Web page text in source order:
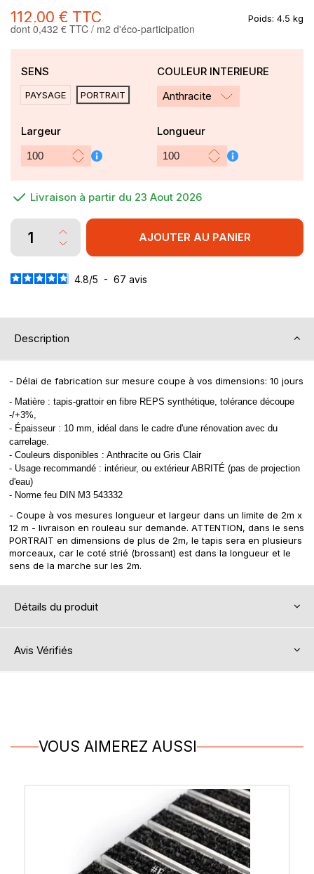
112,00 € TTC Poids: 4.5 kg
dont 0,432 € TTC / m2 d'éco-participation
SENS
PAYSAGE PORTRAIT
COULEUR INTERIEURE
Anthracite
Largeur Longueur
Livraison à partir du 23 Aout 2026
AJOUTER AU PANIER
4.8/5 - 67 avis
Description
- Délai de fabrication sur mesure coupe à vos dimensions: 10 jours
- Matière : tapis-grattoir en fibre REPS synthétique, tolérance découpe
-/+3%,
- Épaisseur : 10 mm, idéal dans le cadre d'une rénovation avec du
carrelage.
- Couleurs disponibles : Anthracite ou Gris Clair
- Usage recommandé : intérieur, ou extérieur ABRITÉ (pas de projection
d'eau)
- Norme feu DIN M3 543332
- Coupe à vos mesures longueur et largeur dans un limite de 2m x
12 m - livraison en rouleau sur demande. ATTENTION, dans le sens
PORTRAIT en dimensions de plus de 2m, le tapis sera en plusieurs
morceaux, car le coté strié (brossant) est dans la longueur et le
sens de la marche sur les 2m.
Détails du produit
Avis Vérifiés
VOUS AIMEREZ AUSSI